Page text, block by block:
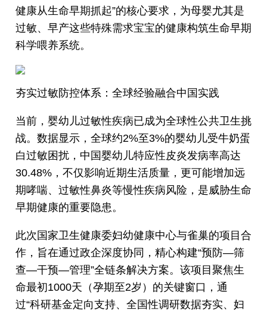
健康从生命早期抓起”的核心要求，为母婴尤其是
过敏、早产这些特殊需求宝宝的健康构筑生命早期
科学喂养系统。
夯实过敏防控体系：全球经验融合中国实践
当前，婴幼儿过敏性疾病已成为全球性公共卫生挑
战。数据显示，全球约2%至3%的婴幼儿受牛奶蛋
白过敏困扰，中国婴幼儿特应性皮炎发病率高达
30.48%，不仅影响近期生活质量，更可能增加远
期哮喘、过敏性鼻炎等慢性疾病风险，是威胁生命
早期健康的重要隐患。
此次国家卫生健康委妇幼健康中心与雀巢的项目合
作，旨在通过政企深度协同，精心构建“预防—筛
查—干预—管理”全链条解决方案。该项目聚焦生
命最初1000天（孕期至2岁）的关键窗口，通
过“科研基金定向支持、全国性调研数据夯实、妇